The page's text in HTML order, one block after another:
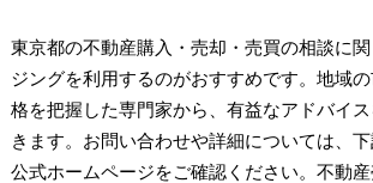
東京都の不動産購入・売却・売買の相談に
ジングを利用するのがおすすめです。地域
格を把握した専門家から、有益なアドバイ
きます。お問い合わせや詳細については、
公式ホームページをご確認ください。不動